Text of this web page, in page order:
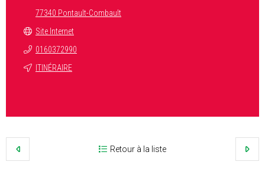
77340 Pontault-Combault
Site Internet
0160372990
ITINÉRAIRE
Retour à la liste